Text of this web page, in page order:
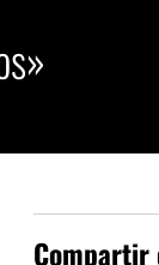
Compartir